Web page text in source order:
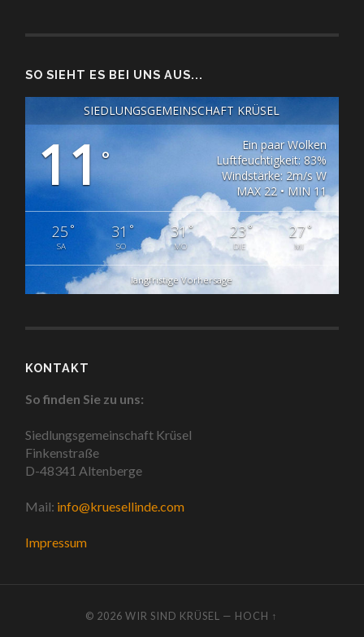
SO SIEHT ES BEI UNS AUS...
SIEDLUNGSGEMEINSCHAFT KRÜSEL
11°
Ein paar Wolken
Luftfeuchtigkeit: 83%
Windstärke: 2m/s W
MAX 22 • MIN 11
25°
SA
31 °
SO
31°
MO
23°
DIE
27°
MI
langfristige Vorhersage
KONTAKT
So finden Sie zu uns:
Siedlungsgemeinschaft Krüsel
Finkenstraße
D-48341 Altenberge
Mail: info@kruesellinde.com
Impressum
© 2026WIR SIND KRÜSEL — HOCH ↑